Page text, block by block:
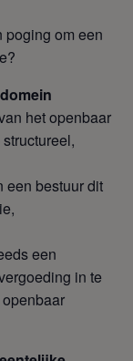
poging om een
het openbaar
een bestuur dit
een
in te